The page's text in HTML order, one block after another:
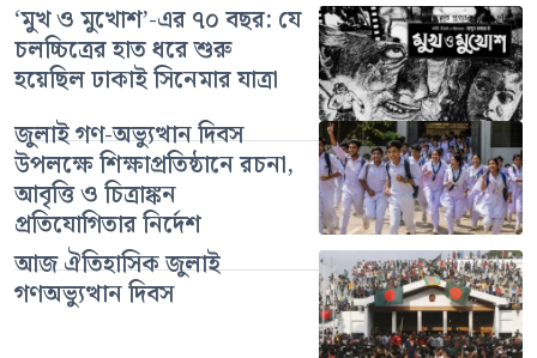
‘মুখ ও মুখোশ’-এর ৭০ বছর: যে
চলচ্চিত্রের হাত ধরে শুরু
হয়েছিল ঢাকাই সিনেমার যাত্রা
জুলাই গণ-অভ্যুত্থান দিবস
উপলক্ষে শিক্ষাপ্রতিষ্ঠানে রচনা,
আবৃত্তি ও চিত্রাঙ্কন
প্রতিযোগিতার নির্দেশ
আজ ঐতিহাসিক জুলাই
গণঅভ্যুত্থান দিবস